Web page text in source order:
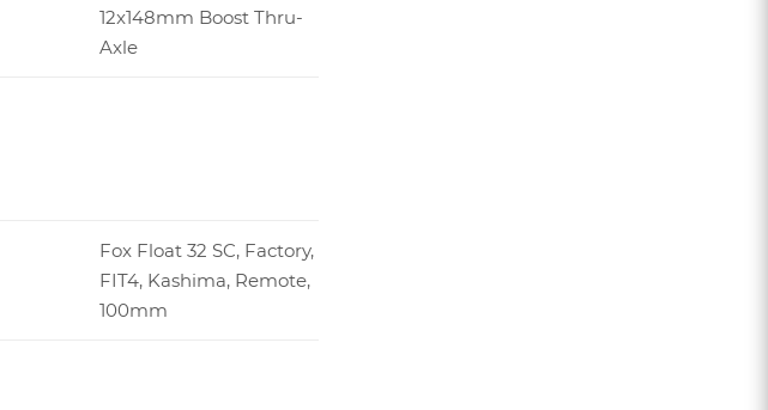
12x148mm Boost Thru-
Axle
Fox Float 32 SC, Factory,
FIT4, Kashima, Remote,
100mm